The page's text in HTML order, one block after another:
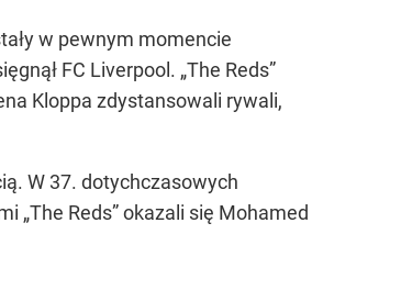
w pewnym momencie
FC Liverpool. „The Reds”
Kloppa zdystansowali rywali,
W 37. dotychczasowych
„The Reds” okazali się Mohamed